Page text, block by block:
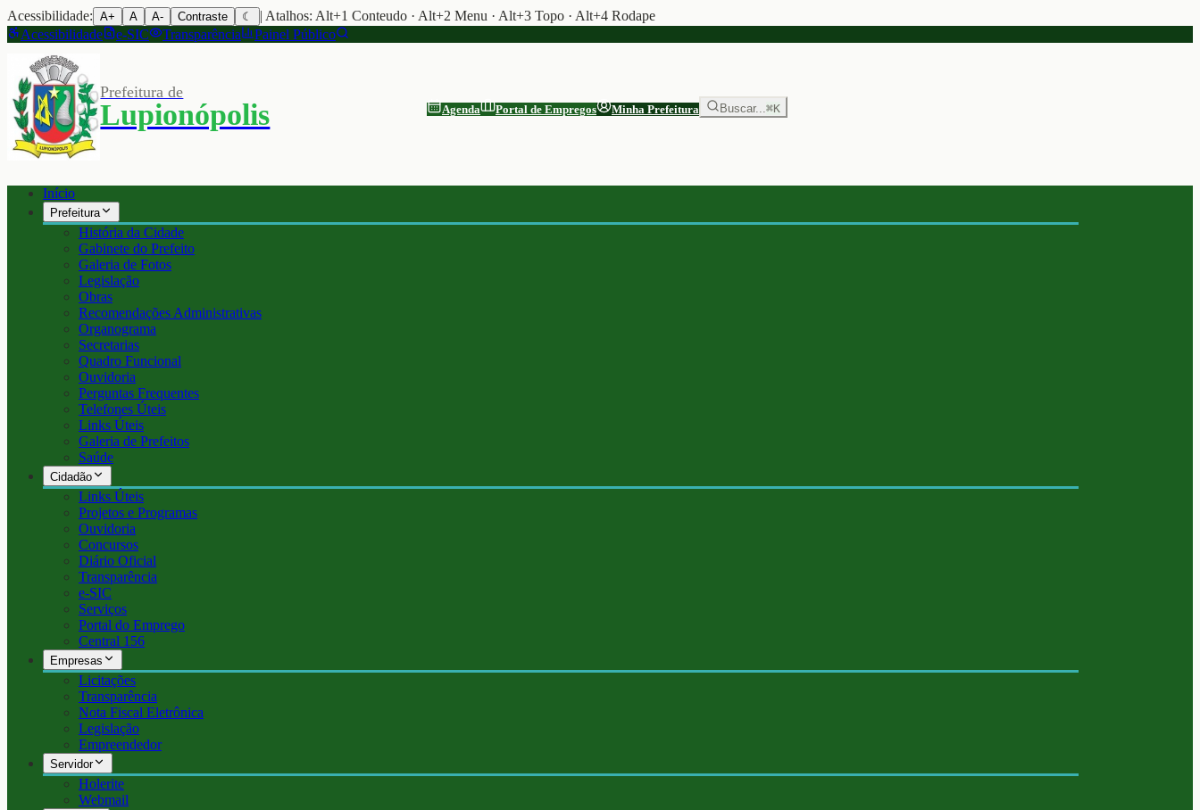
Acessibilidade: A+ A A- Contraste ☾
| Atalhos: Alt+1 Conteudo · Alt+2 Menu · Alt+3 Topo · Alt+4 Rodape
Acessibilidade
e-SIC Transparência Painel Público
Prefeitura de
Lupionópolis Agenda Portal de Empregos Minha Prefeitura Buscar...⌘K
Início
Prefeitura
História da Cidade
Gabinete do Prefeito
Galeria de Fotos
Legislação
Obras
Recomendações Administrativas
Organograma
Secretarias
Quadro Funcional
Ouvidoria
Perguntas Frequentes
Telefones Úteis
Links Úteis
Galeria de Prefeitos
Saúde
Cidadão
Links Úteis
Projetos e Programas
Ouvidoria
Concursos
Diário Oficial
Transparência
e-SIC
Serviços
Portal do Emprego
Central 156
Empresas
Licitações
Transparência
Nota Fiscal Eletrônica
Legislação
Empreendedor
Servidor
Holerite
Webmail